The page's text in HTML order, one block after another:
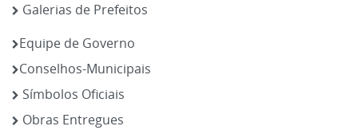
Galerias de Prefeitos
Equipe de Governo
Conselhos-Municipais
Símbolos Oficiais
Obras Entregues